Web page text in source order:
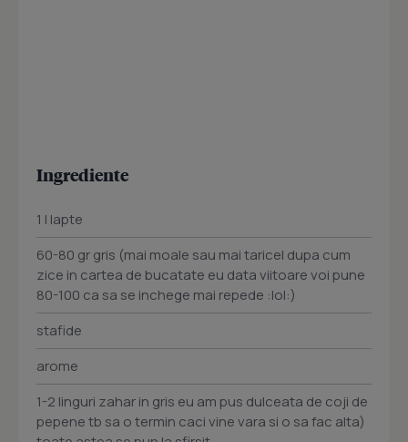
Ingrediente
1 l lapte
60-80 gr gris (mai moale sau mai taricel dupa cum
zice in cartea de bucatate eu data viitoare voi pune
80-100 ca sa se inchege mai repede :lol:)
stafide
arome
1-2 linguri zahar in gris eu am pus dulceata de coji de
pepene tb sa o termin caci vine vara si o sa fac alta)